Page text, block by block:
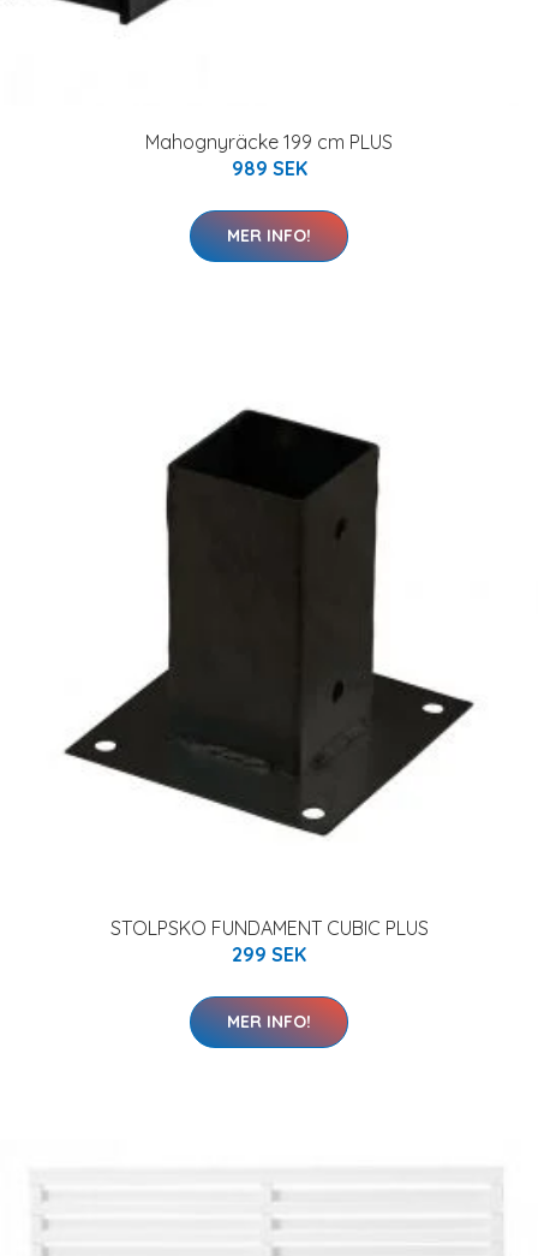
Mahognyräcke 199 cm PLUS
989 SEK
MER INFO!
STOLPSKO FUNDAMENT CUBIC PLUS
299 SEK
MER INFO!